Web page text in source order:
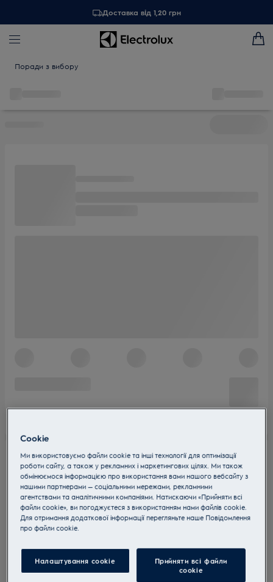
Доставка від 1,20 грн
Поради з вибору
Cookie
Ми використовуємо файли cookie та інші технології для оптимізації
роботи сайту, а також у рекламних і маркетингових цілях. Ми також
обмінюємося інформацією про використання вами нашого вебсайту з
нашими партнерами — соціальними мережами, рекламними
агентствами та аналітичними компаніями. Натискаючи «Прийняти всі
файли cookie», ви погоджуєтеся з використанням нами файлів cookie.
Для отримання додаткової інформації перегляньте наше Пoвідомлення
прo файли cookie.
Налаштування cookie
Прийняти всі файли
сookie